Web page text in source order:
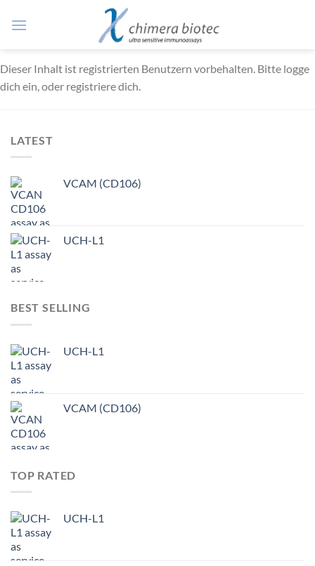
Inhalt
Dieser Inhalt ist registrierten Benutzern vorbehalten. Bitte logge
dich ein, oder registriere dich.
LATEST
VCAM (CD106)
UCH-L1
BEST SELLING
UCH-L1
VCAM (CD106)
TOP RATED
UCH-L1